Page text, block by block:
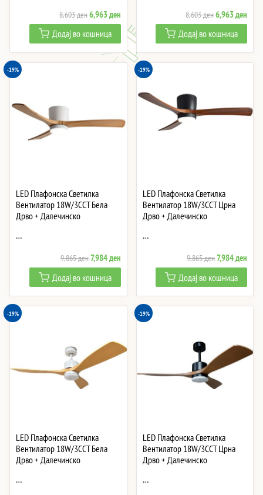
8,603денOriginal
price
was:
8,603 ден.
6,963денCurrent
price
is:
6,963 ден.
Додај во кошница
8,603денOriginal
price
was:
8,603 ден.
6,963ден
price
is:
Додај во кошница
-19%
LED Плафонска Светилка
Вентилатор 18W/3CCT Бела
Дрво + Далечинско
…
9,865денOriginal
price
was:
9,865 ден.
7,984денCurrent
price
is:
7,984 ден.
Додај во кошница
-19%
LED Плафонска Светилка
Вентилатор 18W/3CCT Црна
Дрво + Далечинско
…
9,865денOriginal
price
was:
9,865 ден.
7,984ден
price
is:
Додај во кошница
-19%
LED Плафонска Светилка
Вентилатор 18W/3CCT Бела
Дрво + Далечинско
…
-19%
LED Плафонска Светилка
Вентилатор 18W/3CCT Црна
Дрво + Далечинско
…